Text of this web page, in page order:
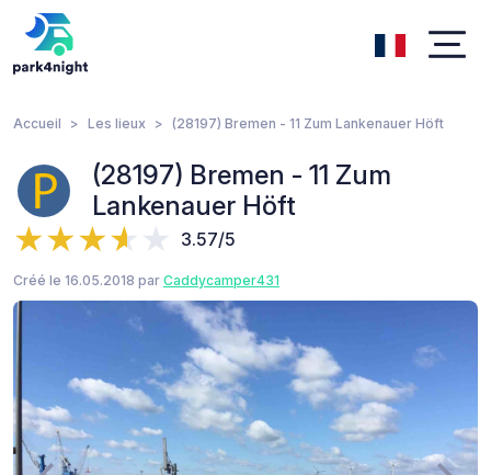
Accueil Les lieux (28197) Bremen - 11 Zum Lankenauer Höft
(28197) Bremen - 11 Zum
Lankenauer Höft
3.57/5
Créé le 16.05.2018 par Caddycamper431